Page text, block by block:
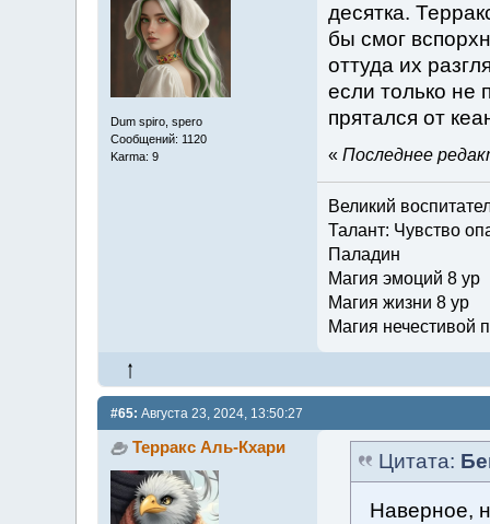
Dum spiro, spero
Сообщений: 1120
Karma: 9
десятка.
бы смог
оттуда их
если только не
прятался от
« Последнее
Великий
Талант: Чувство
Паладин
Магия эмоций 8 ур
Магия жизни 8 ур
Магия нечестивой
#65: Августа 23, 2024, 13:50:27
Терракс Аль-Кхари
Цитата:
Наверное,